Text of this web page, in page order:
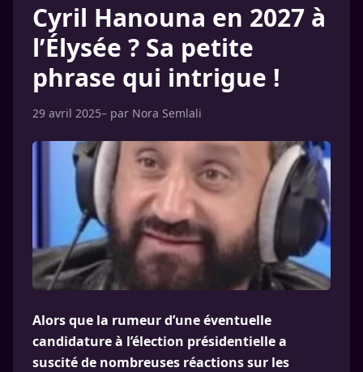
Cyril Hanouna en 2027 à
l’Élysée ? Sa petite
phrase qui intrigue !
29 avril 2025– par Nora Semlali
Alors que la rumeur d’une éventuelle
candidature à l’élection présidentielle a
suscité de nombreuses réactions sur les